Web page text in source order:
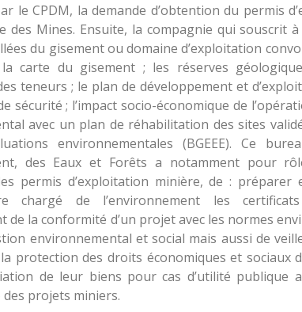
le CPDM, la demande d’obtention du permis
des Mines. Ensuite, la compagnie qui souscrit
du gisement ou domaine d’exploitation
carte du gisement ; les réserves
teneurs ; le plan de développement et
sécurité ; l’impact socio-économique de
avec un plan de réhabilitation des sites
environnementales (BGEEE). Ce
des Eaux et Forêts a notamment pour
permis d’exploitation minière, de : préparer
chargé de l’environnement les
la conformité d’un projet avec les normes
environnemental et social mais aussi de
protection des droits économiques et sociaux
de leur biens pour cas d’utilité publique
projets miniers.